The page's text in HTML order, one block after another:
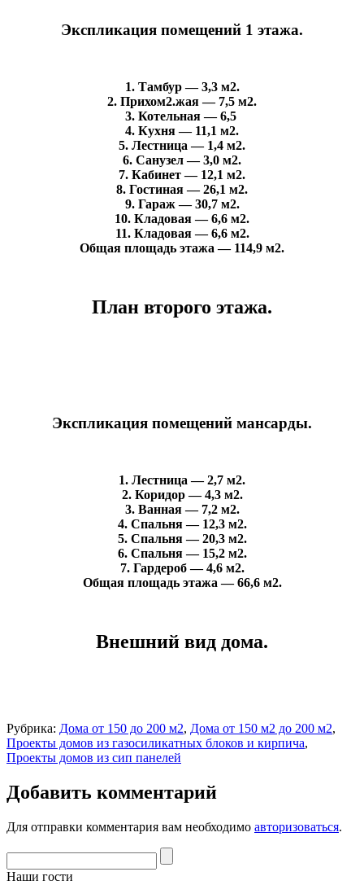
Экспликация помещений 1 этажа.
1. Тамбур — 3,3 м2.
2. Прихом2.жая — 7,5 м2.
3. Котельная — 6,5
4. Кухня — 11,1 м2.
5. Лестница — 1,4 м2.
6. Санузел — 3,0 м2.
7. Кабинет — 12,1 м2.
8. Гостиная — 26,1 м2.
9. Гараж — 30,7 м2.
10. Кладовая — 6,6 м2.
11. Кладовая — 6,6 м2.
Общая площадь этажа — 114,9 м2.
План второго этажа.
Экспликация помещений мансарды.
1. Лестница — 2,7 м2.
2. Коридор — 4,3 м2.
3. Ванная — 7,2 м2.
4. Спальня — 12,3 м2.
5. Спальня — 20,3 м2.
6. Спальня — 15,2 м2.
7. Гардероб — 4,6 м2.
Общая площадь этажа — 66,6 м2.
Внешний вид дома.
Рубрика: Дома от 150 до 200 м2, Дома от 150 м2 до 200 м2,
Проекты домов из газосиликатных блоков и кирпича,
Проекты домов из сип панелей
Добавить комментарий
Для отправки комментария вам необходимо авторизоваться.
Наши гости